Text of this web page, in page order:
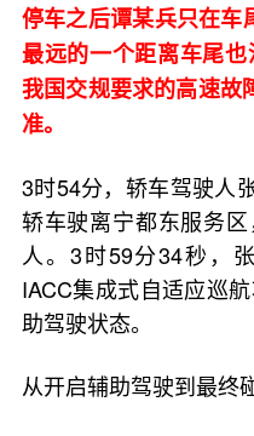
停车之后谭某兵只在车
最远的一个距离车尾
我国交规要求的高速故
准。
3时54分，轿车驾驶人
轿车驶离宁都东服务
人。3时59分34秒，
IACC集成式自适应巡
助驾驶状态。
从开启辅助驾驶到最终